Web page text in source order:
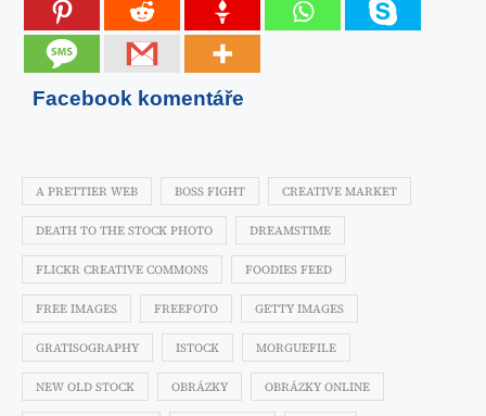
Facebook komentáře
A PRETTIER WEB BOSS FIGHT CREATIVE MARKET
DEATH TO THE STOCK PHOTO DREAMSTIME
FLICKR CREATIVE COMMONS FOODIES FEED
FREE IMAGES FREEFOTO GETTY IMAGES
GRATISOGRAPHY ISTOCK MORGUEFILE
NEW OLD STOCK OBRÁZKY OBRÁZKY ONLINE